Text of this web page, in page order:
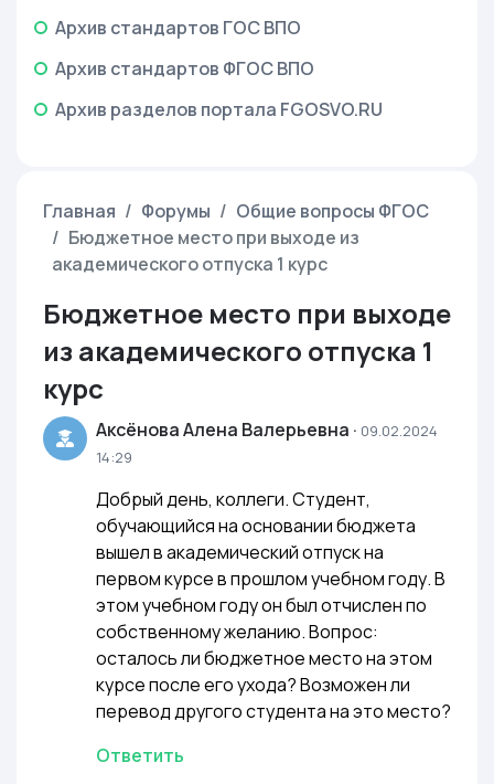
Архив стандартов ГОС ВПО
Архив стандартов ФГОС ВПО
Архив разделов портала FGOSVO.RU
Главная Форумы
Общие вопросы ФГОС
Бюджетное место при выходе из
академического отпуска 1 курс
Бюджетное место при выходе
из академического отпуска 1
курс
Аксёнова Алена Валерьевна · 09.02.2024
14:29
Добрый день, коллеги. Студент,
обучающийся на основании бюджета
вышел в академический отпуск на
первом курсе в прошлом учебном году. В
этом учебном году он был отчислен по
собственному желанию. Вопрос:
осталось ли бюджетное место на этом
курсе после его ухода? Возможен ли
перевод другого студента на это место?
Ответить